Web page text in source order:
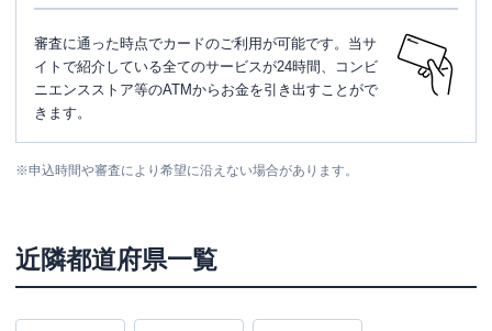
審査に通った時点でカードのご利用が可能です。当サ
イトで紹介している全てのサービスが24時間、コンビ
ニエンスストア等のATMからお金を引き出すことがで
きます。
※申込時間や審査により希望に沿えない場合があります。
近隣都道府県一覧